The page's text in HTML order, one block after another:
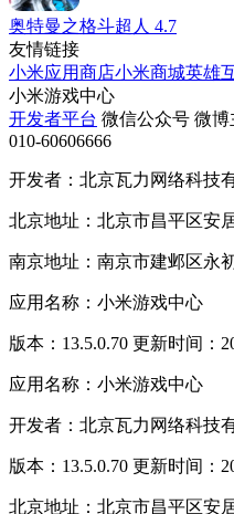
奥特曼之格斗超人 4.7
友情链接
小米应用商店小米商城英雄
小米游戏中心
开发者平台 微信公众号 微博
010-60606666
开发者：北京瓦力网络科技
北京地址：北京市昌平区安
南京地址：南京市建邺区永
应用名称：小米游戏中心
版本：13.5.0.70 更新时间：
应用名称：小米游戏中心
开发者：北京瓦力网络科技
版本：13.5.0.70 更新时间：
北京地址：北京市昌平区安